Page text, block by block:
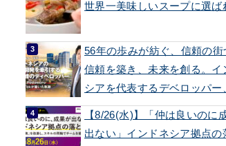
世界一美味しいスープに選ば
56年の歩みが紡ぐ、信頼の街
信頼を築き、未来を創る。イ
シアを代表するデベロッパー
【8/26(水)】「仲は良いのに
出ない」インドネシア拠点の